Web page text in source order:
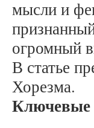
мысли и
огромный
В статье
Хорезма.
Ключевые